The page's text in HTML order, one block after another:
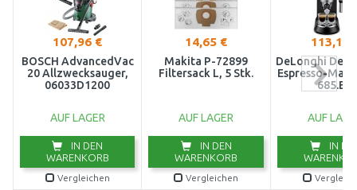
107,96 €
BOSCH AdvancedVac
20 Allzwecksauger,
06033D1200
AUF LAGER
IN DEN
WARENKORB
Vergleichen
14,65 €
Makita P-72899
Filtersack L, 5 Stk.
AUF LAGER
IN DEN
WARENKORB
Vergleichen
113,10
DeLonghi
Espresso-
685.BK
AUF
IN